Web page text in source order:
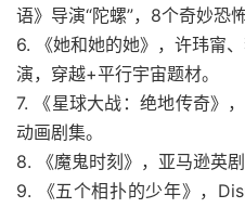
语》导演“陀螺”，8个奇妙恐怖
6. 《她和她的她》，许玮甯
演，穿越+平行宇宙题材。
7. 《星球大战：绝地传奇》
动画剧集。
8. 《魔鬼时刻》，亚马逊英
9. 《五个相扑的少年》，